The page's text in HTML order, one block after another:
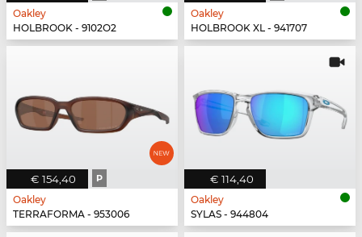
Oakley
HOLBROOK - 9102O2
Oakley
HOLBROOK XL - 941707
€ 154,40 P
Oakley
TERRAFORMA - 953006
€ 114,40
Oakley
SYLAS - 944804